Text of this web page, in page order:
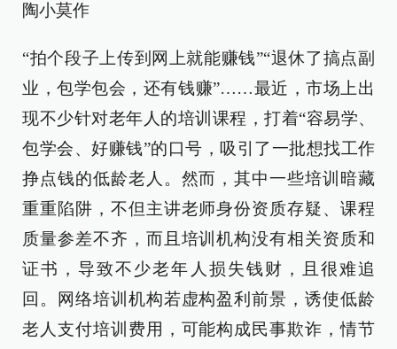
陶小莫作
“拍个段子上传到网上就能赚钱”“退休了搞点副
业，包学包会，还有钱赚”……最近，市场上出
现不少针对老年人的培训课程，打着“容易学、
包学会、好赚钱”的口号，吸引了一批想找工作
挣点钱的低龄老人。然而，其中一些培训暗藏
重重陷阱，不但主讲老师身份资质存疑、课程
质量参差不齐，而且培训机构没有相关资质和
证书，导致不少老年人损失钱财，且很难追
回。网络培训机构若虚构盈利前景，诱使低龄
老人支付培训费用，可能构成民事欺诈，情节